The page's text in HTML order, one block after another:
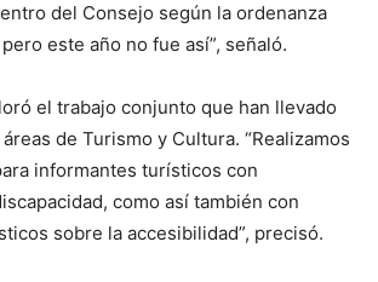
del Consejo según la ordenanza
este año no fue así”, señaló.
el trabajo conjunto que han llevado
de Turismo y Cultura. “Realizamos
informantes turísticos con
como así también con
sobre la accesibilidad”, precisó.